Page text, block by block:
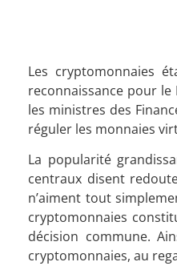
Les cryptomonnaies
reconnaissance pour
les ministres des
réguler les monnaies
La popularité
centraux disent
n’aiment tout
cryptomonnaies
décision commune.
cryptomonnaies, au